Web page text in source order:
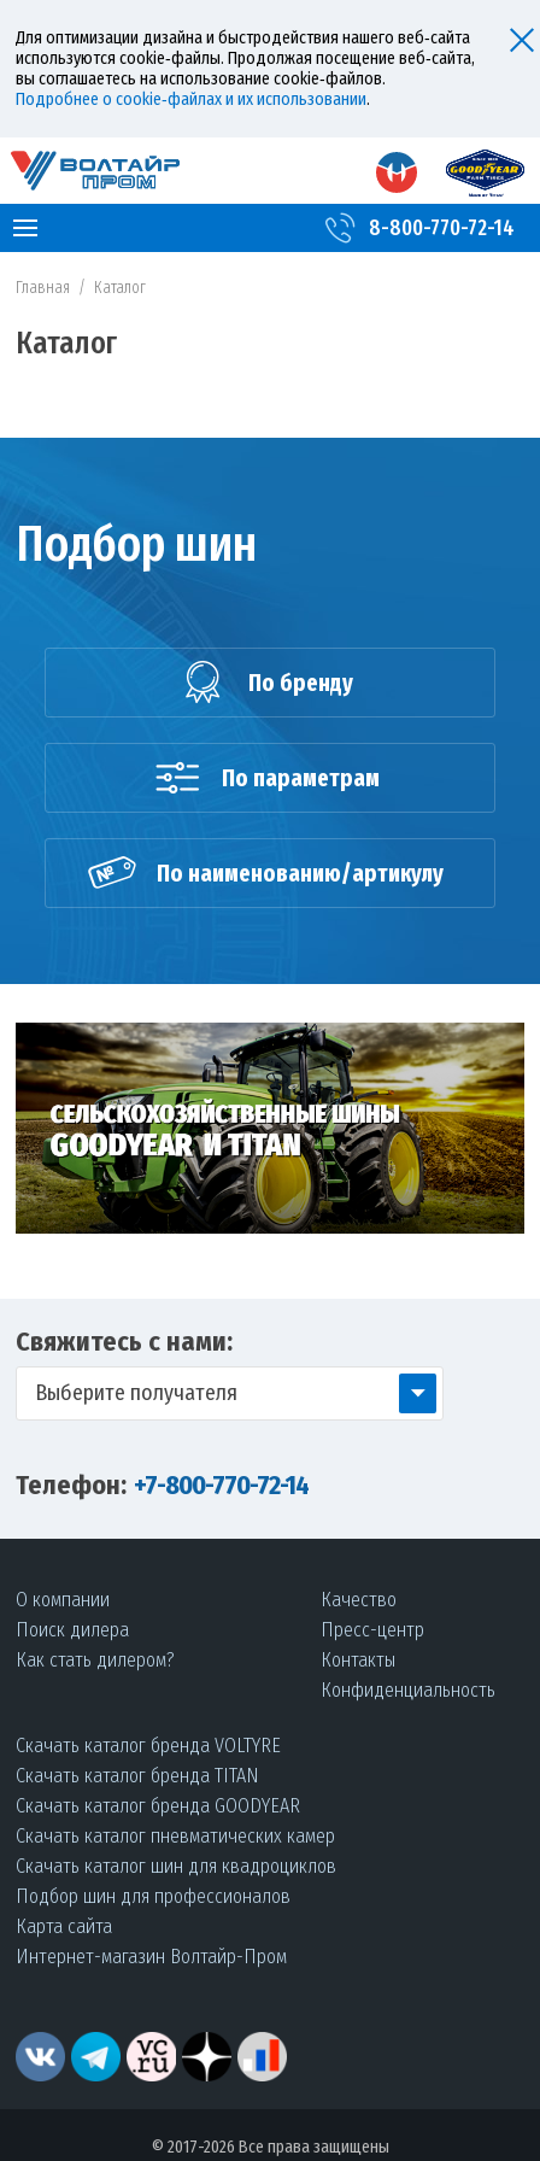
Для оптимизации дизайна и быстродействия нашего веб‑сайта
используются cookie‑файлы. Продолжая посещение веб‑сайта,
вы соглашаетесь на использование cookie‑файлов.
Подробнее о cookie‑файлах и их использовании.
8-800-770-72-14
Главная / Каталог
Каталог
Подбор шин
По бренду
По параметрам
По наименованию/артикулу
Свяжитесь с нами:
Выберите получателя
Телефон: +7-800-770-72-14
О компании
Поиск дилера
Как стать дилером?
Качество
Пресс-центр
Контакты
Конфиденциальность
Скачать каталог бренда VOLTYRE
Скачать каталог бренда TITAN
Скачать каталог бренда GOODYEAR
Скачать каталог пневматических камер
Скачать каталог шин для квадроциклов
Подбор шин для профессионалов
Карта сайта
Интернет-магазин Волтайр-Пром
© 2017-2026 Все права защищены